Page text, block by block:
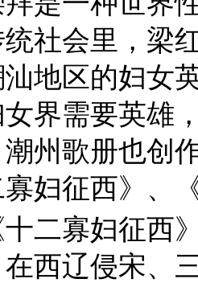
社会里，梁
地区的妇女
界需要英雄
州歌册也创
寡妇征西》、
二寡妇征西
西辽侵宋、